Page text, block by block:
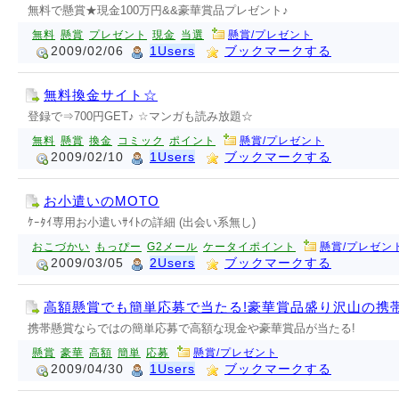
無料で懸賞★現金100万円&&豪華賞品プレゼント♪
無料 懸賞 プレゼント 現金 当選 懸賞/プレゼント
2009/02/06 1Users ブックマークする
無料換金サイト☆
登録で⇒700円GET♪ ☆マンガも読み放題☆
無料 懸賞 換金 コミック ポイント 懸賞/プレゼント
2009/02/10 1Users ブックマークする
お小遣いのMOTO
ｹｰﾀｲ専用お小遣いｻｲﾄの詳細 (出会い系無し)
おこづかい もっぴー G2メール ケータイポイント 懸賞/プレゼン
2009/03/05 2Users ブックマークする
高額懸賞でも簡単応募で当たる!豪華賞品盛り沢山の携
携帯懸賞ならではの簡単応募で高額な現金や豪華賞品が当たる!
懸賞 豪華 高額 簡単 応募 懸賞/プレゼント
2009/04/30 1Users ブックマークする